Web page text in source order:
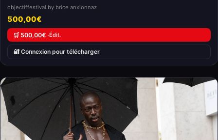
objectiffestival by brice anxionnaz
500,00€
🛒 500,00€ ·Édit.
🔐 Connexion pour télécharger